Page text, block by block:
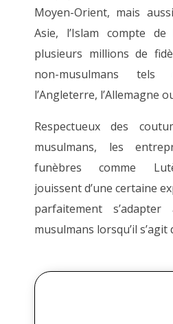
Moyen-Orient, mais
Asie, l’Islam compte
plusieurs millions de
non-musulmans
l’Angleterre, l’Allemagne
Respectueux des
musulmans, les
funèbres comme
jouissent d’une certaine
parfaitement
musulmans lorsqu’il s’agit